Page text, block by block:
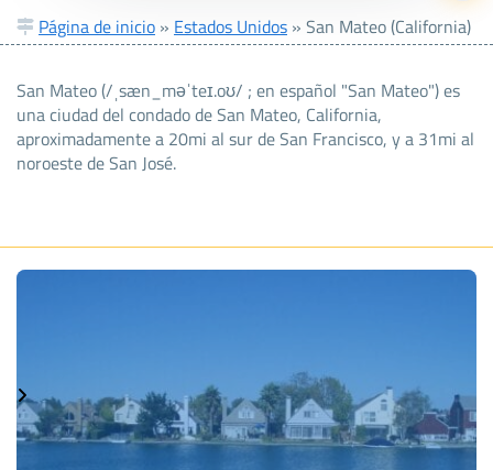
Página de inicio » Estados Unidos » San Mateo (California)
San Mateo (/ˌsæn_məˈteɪ.oʊ/ ; en español "San Mateo") es
una ciudad del condado de San Mateo, California,
aproximadamente a 20mi al sur de San Francisco, y a 31mi al
noroeste de San José.